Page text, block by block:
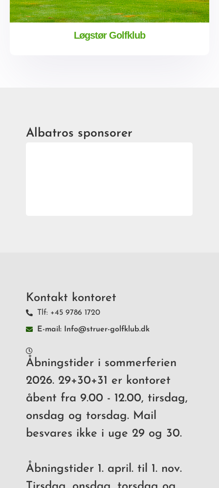
Løgstør Golfklub
Albatros sponsorer
Kontakt kontoret
Tlf: +45 9786 1720
E-mail: Info@struer-golfklub.dk
Åbningstider i sommerferien
2026. 29+30+31 er kontoret
åbent fra 9.00 - 12.00, tirsdag,
onsdag og torsdag. Mail
besvares ikke i uge 29 og 30.
Åbningstider 1. april. til 1. nov.